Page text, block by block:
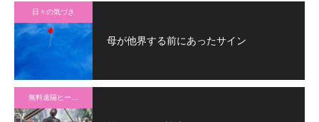
日々の気づき
母が他界する前にあったサイン